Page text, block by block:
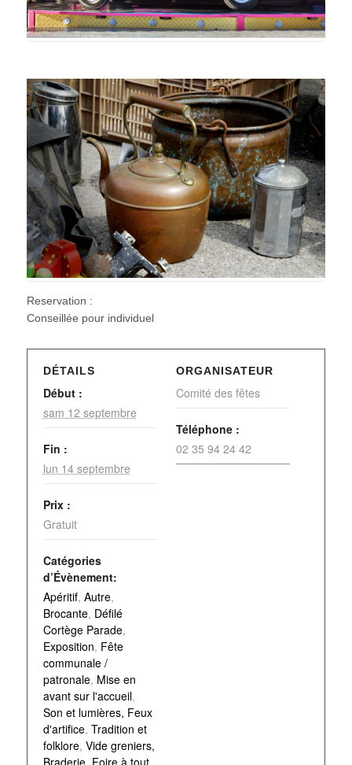
Reservation :
Conseillée pour individuel
DÉTAILS
Début :
sam 12 septembre
Fin :
lun 14 septembre
Prix :
Gratuit
Catégories
d’Évènement:
Apéritif, Autre,
Brocante, Défilé
Cortège Parade,
Exposition, Fête
communale /
patronale, Mise en
avant sur l'accueil,
Son et lumières, Feux
d'artifice, Tradition et
folklore, Vide greniers,
ORGANISATEUR
Comité des fêtes
Téléphone :
02 35 94 24 42